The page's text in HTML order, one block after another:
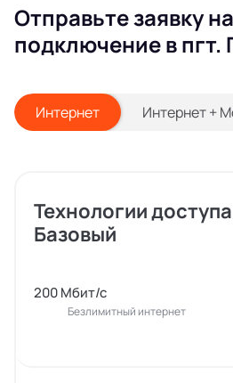
Отправьте заявку на
подключение в
Интернет Интернет +
Технологии
Базовый
200 Мбит/с
Безлимитный интернет